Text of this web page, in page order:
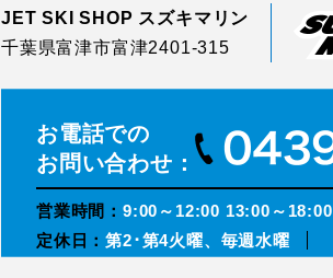
JET SKI SHOP スズキマリン
千葉県富津市富津2401-315
お電話での
お問い合わせ：
営業時間： 9:00～12:00 13:00～18:00
定休日：第2･第4火曜、毎週水曜